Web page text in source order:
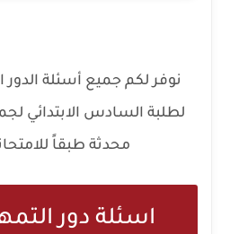
نوفر لكم جميع أسئلة الدور
لطلبة السادس الابتدائي
محدثة طبقاً